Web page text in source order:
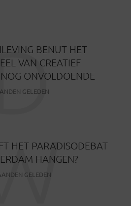
BENUT HET
VAN CREATIEF
ONVOLDOENDE
GELEDEN
HET PARADISODEBAT
HANGEN?
GELEDEN